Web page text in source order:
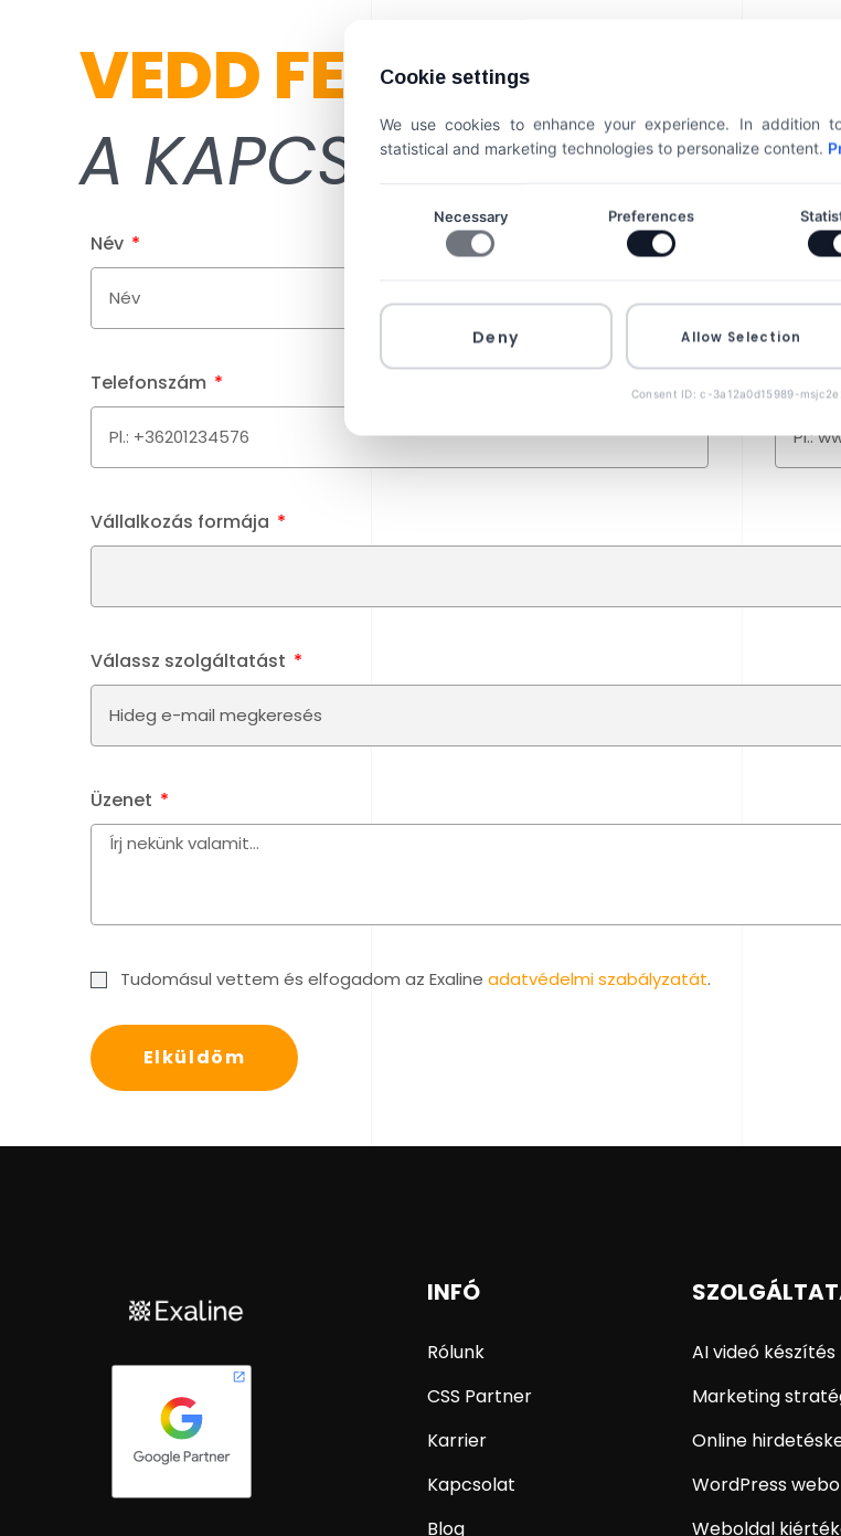
VEDD FEL VELÜNK
A KAPCSOLATOT!
Név E-mail
Telefonszám
Vállalkozás formája
Válassz szolgáltatást
Üzenet
Tudomásul vettem és elfogadom az Exaline adatvédelmi szabályzatát.
Elküldöm
INFÓ
Rólunk
CSS Partner
Karrier
Kapcsolat
Blog
AI videó készítés
Marketing
Online
WordPress
Weboldal
Cookie settings
We use cookies to enhance your experience. In addition
statistical and marketing technologies to personalize content.
Necessary Preferences
Deny Allow Selection
Consent ID: c-3a12a0d15989-